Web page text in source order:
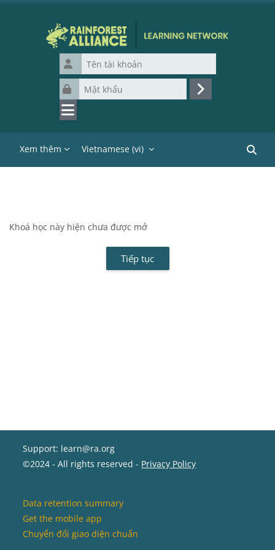
Tên tài khoản
Mật khẩu
Đăng nhập
Xem thêm Vietnamese ‎(vi)‎
Tìm
Khoá học này hiện chưa được mở
Tiếp tục
Support: learn@ra.org
©2024 - All rights reserved - Privacy Policy
Data retention summary
Get the mobile app
Chuyển đổi giao diện chuẩn